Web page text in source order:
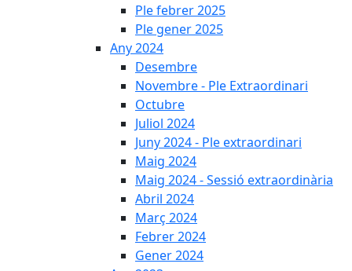
Ple febrer 2025
Ple gener 2025
Any 2024
Desembre
Novembre - Ple Extraordinari
Octubre
Juliol 2024
Juny 2024 - Ple extraordinari
Maig 2024
Maig 2024 - Sessió extraordinària
Abril 2024
Març 2024
Febrer 2024
Gener 2024